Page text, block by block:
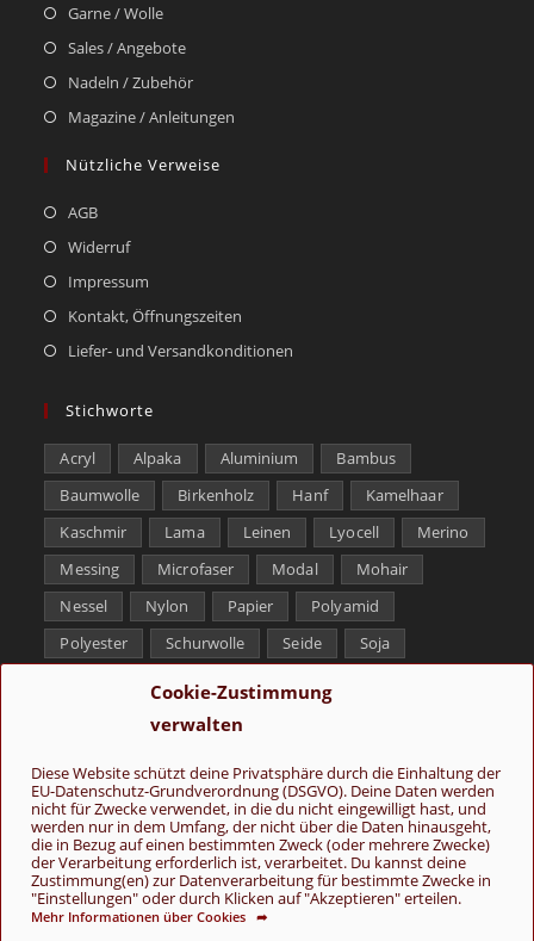
Cookie-Zustimmung
verwalten
Diese Website schützt deine Privatsphäre durch die Einhaltung der
EU-Datenschutz-Grundverordnung (DSGVO). Deine Daten werden
nicht für Zwecke verwendet, in die du nicht eingewilligt hast, und
werden nur in dem Umfang, der nicht über die Daten hinausgeht,
die in Bezug auf einen bestimmten Zweck (oder mehrere Zwecke)
der Verarbeitung erforderlich ist, verarbeitet. Du kannst deine
Zustimmung(en) zur Datenverarbeitung für bestimmte Zwecke in
"Einstellungen" oder durch Klicken auf "Akzeptieren" erteilen.
Mehr Informationen über Cookies ➦
Garne / Wolle
Sales / Angebote
Nadeln / Zubehör
Magazine / Anleitungen
Nützliche Verweise
AGB
Widerruf
Impressum
Kontakt, Öffnungszeiten
Liefer- und Versandkonditionen
Stichworte
Acryl Alpaka Aluminium
Bambus
Baumwolle
Birkenholz Hanf
Kamelhaar
Kaschmir
Lama Leinen Lyocell
Merino
Messing
Microfaser Modal
Mohair
Nessel
Nylon Papier
Polyamid
Polyester
Schurwolle Seide
Soja
Tencel
Yak
Folge uns